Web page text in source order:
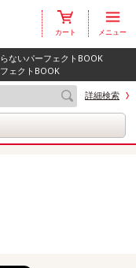
カート メニュー
ないパーフェクトBOOK
ェクトBOOK
詳細検索